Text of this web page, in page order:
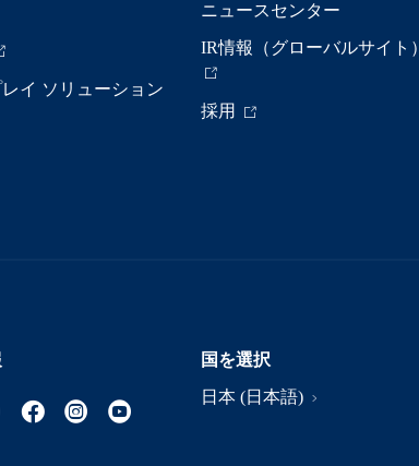
イ ソリューション
ニュースセンター
IR情報（グローバルサイト）
採用
国を選択
日本 (日本語)